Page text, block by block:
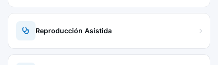
Reproducción Asistida